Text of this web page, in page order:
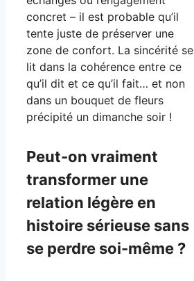
concret – il est probable qu’il
tente juste de préserver une
zone de confort. La sincérité se
lit dans la cohérence entre ce
qu’il dit et ce qu’il fait… et non
dans un bouquet de fleurs
précipité un dimanche soir !
Peut-on vraiment
transformer une
relation légère en
histoire sérieuse sans
se perdre soi-même ?